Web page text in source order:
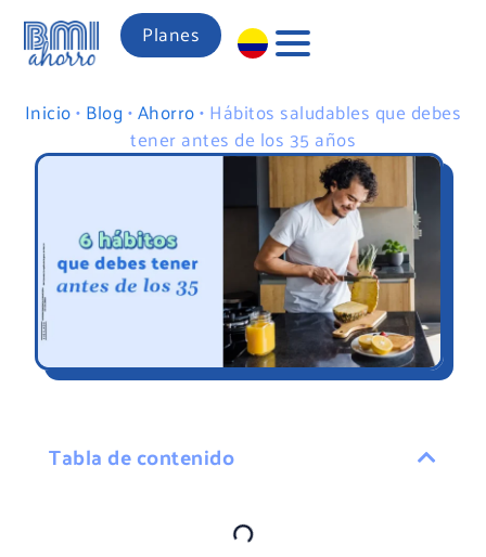
Planes
Inicio• Blog •Ahorro• Hábitos saludables que debes
tener antes de los 35 años
Tabla de contenido